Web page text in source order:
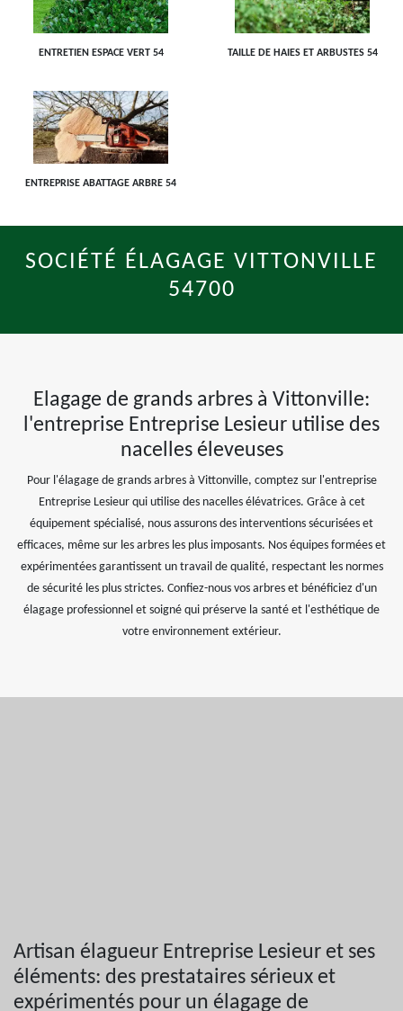
ENTRETIEN ESPACE VERT 54 TAILLE DE HAIES ET ARBUSTES 54
ENTREPRISE ABATTAGE ARBRE 54
SOCIÉTÉ ÉLAGAGE VITTONVILLE
54700
Elagage de grands arbres à Vittonville:
l'entreprise Entreprise Lesieur utilise des
nacelles éleveuses
Pour l'élagage de grands arbres à Vittonville, comptez sur l'entreprise
Entreprise Lesieur qui utilise des nacelles élévatrices. Grâce à cet
équipement spécialisé, nous assurons des interventions sécurisées et
efficaces, même sur les arbres les plus imposants. Nos équipes formées et
expérimentées garantissent un travail de qualité, respectant les normes
de sécurité les plus strictes. Confiez-nous vos arbres et bénéficiez d'un
élagage professionnel et soigné qui préserve la santé et l'esthétique de
votre environnement extérieur.
Artisan élagueur Entreprise Lesieur et ses
éléments: des prestataires sérieux et
expérimentés pour un élagage de